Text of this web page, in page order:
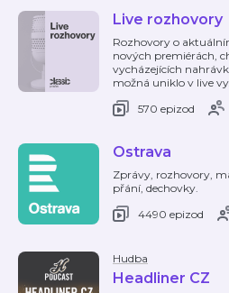
Live rozhovory
Rozhovory o
nových premiérách,
vycházejících
možná uniklo v live
570 epizod
Ostrava
Zprávy, rozhovory,
přání, dechovky.
4490 epizod
Hudba
Headliner CZ